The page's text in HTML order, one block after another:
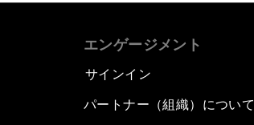
エンゲージメント
サインイン
パートナー（組織）について